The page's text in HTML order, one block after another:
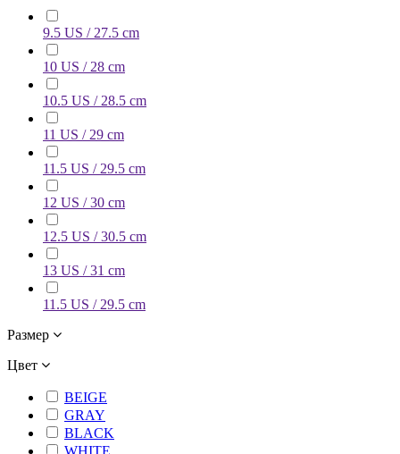
9.5 US / 27.5 cm
10 US / 28 cm
10.5 US / 28.5 cm
11 US / 29 cm
11.5 US / 29.5 cm
12 US / 30 cm
12.5 US / 30.5 cm
13 US / 31 cm
11.5 US / 29.5 cm
Размер
Цвет
BEIGE
GRAY
BLACK
WHITE